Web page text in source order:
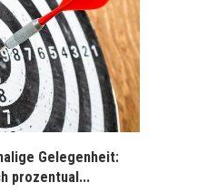
Gelegenheit:
prozentual...